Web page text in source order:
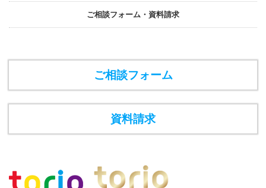
ご相談フォーム・資料請求
ご相談フォーム
資料請求